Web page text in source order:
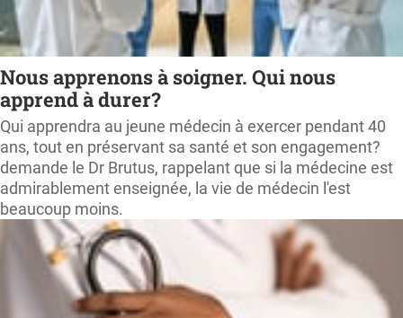
Nous apprenons à soigner. Qui nous
apprend à durer?
Qui apprendra au jeune médecin à exercer pendant 40
ans, tout en préservant sa santé et son engagement?
demande le Dr Brutus, rappelant que si la médecine est
admirablement enseignée, la vie de médecin l'est
beaucoup moins.